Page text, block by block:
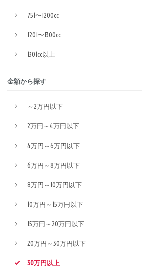
751〜1200cc
1201〜1300cc
1301cc以上
金額から探す
～2万円以下
2万円～4万円以下
4万円～6万円以下
6万円～8万円以下
8万円～10万円以下
10万円～15万円以下
15万円～20万円以下
20万円～30万円以下
30万円以上